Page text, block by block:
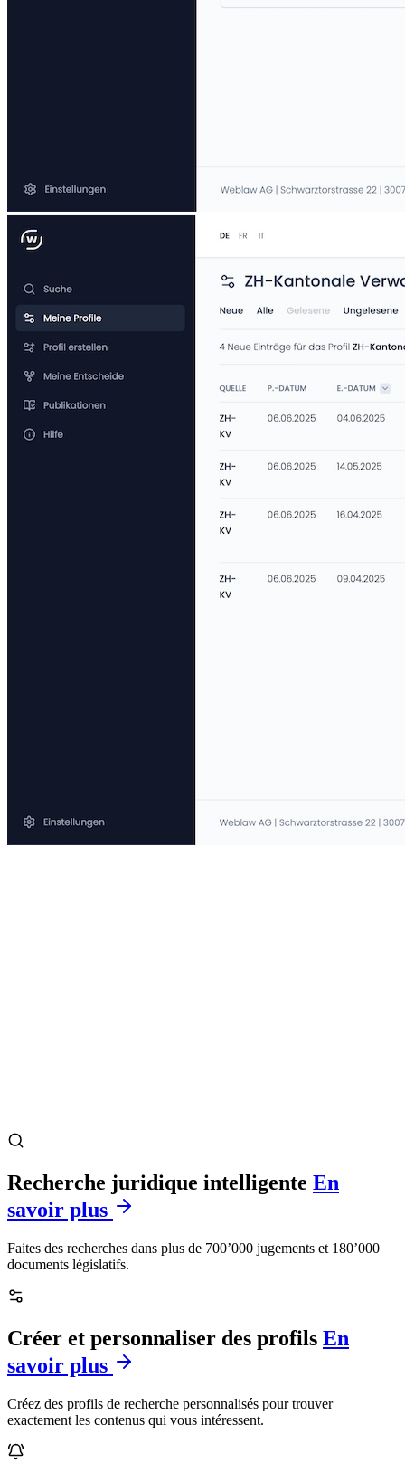
Recherche juridique intelligente En
savoir plus
Faites des recherches dans plus de 700’000 jugements et 180’000
documents législatifs.
Créer et personnaliser des profils En
savoir plus
Créez des profils de recherche personnalisés pour trouver
exactement les contenus qui vous intéressent.